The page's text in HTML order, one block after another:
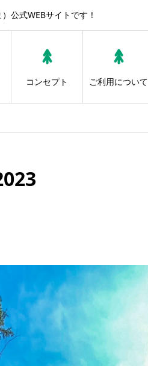
公式WEBサイトです！
コンセプト ご利用について